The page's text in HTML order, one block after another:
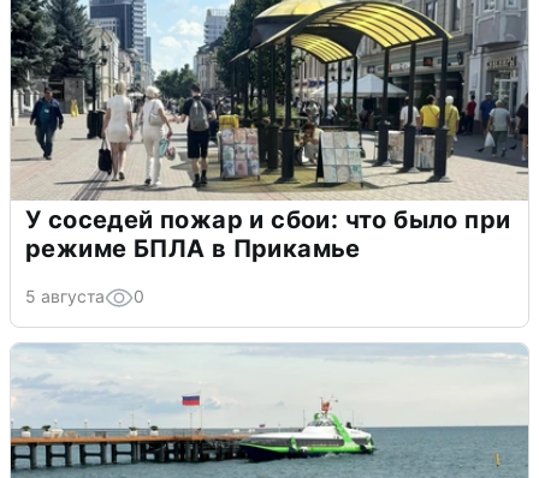
У соседей пожар и сбои: что было при
режиме БПЛА в Прикамье
5 августа 0